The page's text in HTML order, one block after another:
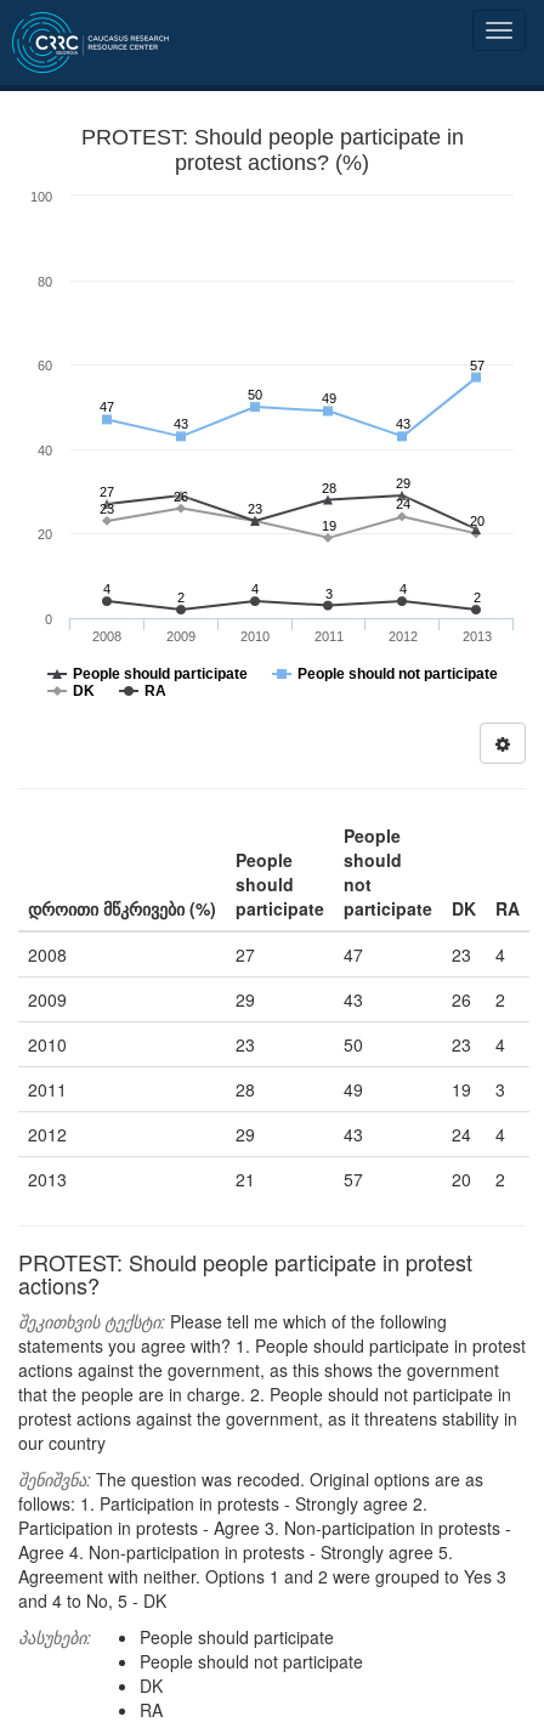
PROTEST: Should people participate in
protest actions? (%)
4
2
4 3 4
2
23
26
23
19
24
20
47
43
50
49
43
57
27 28 29
People should participate
People should not participate
DK
RA
2008 2009 2010 2011 2012 2013
0
20
40
60
80
100
დროითი მწკრივები (%)
People
should
participate
People
should
not
participate
DK
RA
2008
27 47 23
4
2009
29 43 26
2
2010
23 50 23
4
2011
28 49 19
3
2012
29 43 24
4
2013
21 57 20 2
PROTEST: Should people participate in protest
actions?
შეკითხვის ტექსტი: Please tell me which of the following
statements you agree with? 1. People should participate in protest
actions against the government, as this shows the government
that the people are in charge. 2. People should not participate in
protest actions against the government, as it threatens stability in
our country
შენიშვნა: The question was recoded. Original options are as
follows: 1. Participation in protests - Strongly agree 2.
Participation in protests - Agree 3. Non-participation in protests -
Agree 4. Non-participation in protests - Strongly agree 5.
Agreement with neither. Options 1 and 2 were grouped to Yes 3
and 4 to No, 5 - DK
პასუხები:
People should participate
People should not participate
DK
RA